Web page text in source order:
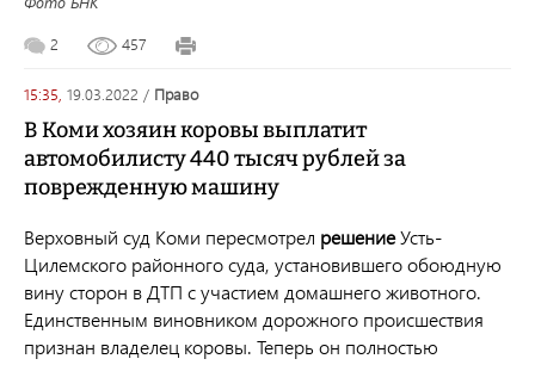
2 457
15:35, 19.03.2022 / право
В Коми хозяин коровы выплатит
автомобилисту 440 тысяч рублей за
поврежденную машину
Верховный суд Коми пересмотрел решениеУсть-
Цилемского районного суда, установившего обоюдную
вину сторон в ДТП с участием домашнего животного.
Единственным виновником дорожного происшествия
признан владелец коровы. Теперь он полностью